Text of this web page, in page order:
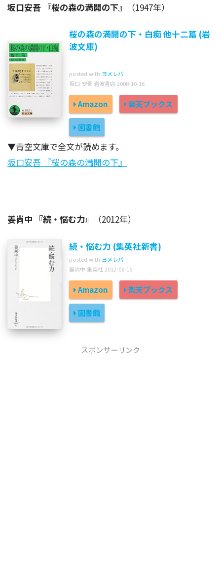
坂口安吾 『桜の森の満開の下』
（1947年）
桜の森の満開の下・白痴 他十二篇 (岩
波文庫)
posted with ヨメレバ
坂口 安吾 岩波書店 2008-10-16
Amazon 楽天ブックス
図書館
▼青空文庫で全文が読めます。
坂口安吾 『桜の森の満開の下』
姜尚中 『続・悩む力』 （2012年）
続・悩む力 (集英社新書)
posted with ヨメレバ
姜尚中 集英社 2012-06-15
Amazon 楽天ブックス
図書館
スポンサーリンク